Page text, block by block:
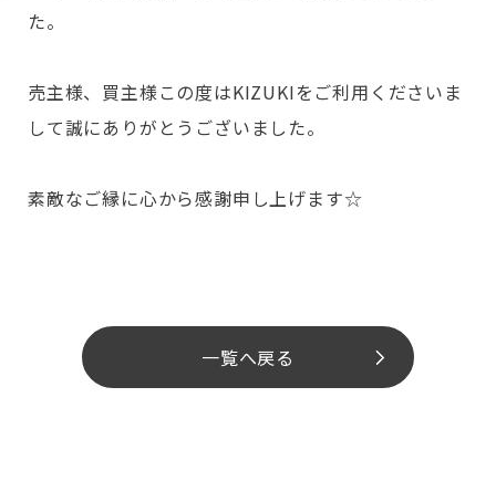
た。
売主様、買主様この度はKIZUKIをご利用くださいま
して誠にありがとうございました。
素敵なご縁に心から感謝申し上げます☆
一覧へ戻る